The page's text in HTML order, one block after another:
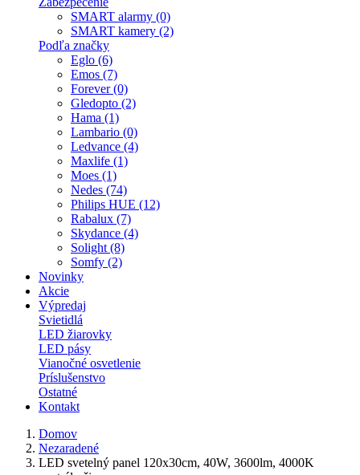
SMART alarmy (0)
SMART kamery (2)
Podľa značky
Eglo (6)
Emos (7)
Forever (0)
Gledopto (2)
Hama (1)
Lambario (0)
Ledvance (4)
Maxlife (1)
Moes (1)
Nedes (74)
Philips HUE (12)
Rabalux (7)
Skydance (4)
Solight (8)
Somfy (2)
Novinky
Akcie
Výpredaj
Svietidlá
LED žiarovky
LED pásy
Vianočné osvetlenie
Príslušenstvo
Ostatné
Kontakt
Domov
Nezaradené
LED svetelný panel 120x30cm, 40W, 3600lm, 4000K